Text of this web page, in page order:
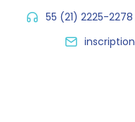
55 (21) 2225-